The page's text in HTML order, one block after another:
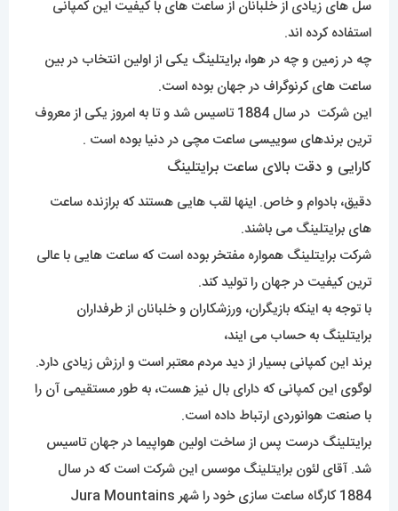
سل های زیادی از خلبانان از ساعت های با کیفیت این کمپانی
استفاده کرده اند.
چه در زمین و چه در هوا، برایتلینگ یکی از اولین انتخاب در بین
ساعت های کرنوگراف در جهان بوده است.
این شرکت در سال 1884 تاسیس شد و تا به امروز یکی از معروف
ترین برندهای سوییسی ساعت مچی در دنیا بوده است .
کارایی و دقت بالای ساعت برایتلینگ
دقیق، بادوام و خاص. اینها لقب هایی هستند که برازنده ساعت
های برایتلینگ می باشند.
شرکت برایتلینگ همواره مفتخر بوده است که ساعت هایی با عالی
ترین کیفیت در جهان را تولید کند.
با توجه به اینکه بازیگران، ورزشکاران و خلبانان از طرفداران
برایتلینگ به حساب می ایند،
برند این کمپانی بسیار از دید مردم معتبر است و ارزش زیادی دارد.
لوگوی این کمپانی که دارای بال نیز هست، به طور مستقیمی آن را
با صنعت هوانوردی ارتباط داده است.
برایتلینگ درست پس از ساخت اولین هواپیما در جهان تاسیس
شد. آقای لئون برایتلینگ موسس این شرکت است که در سال
1884 کارگاه ساعت سازی خود را شهر Jura Mountains